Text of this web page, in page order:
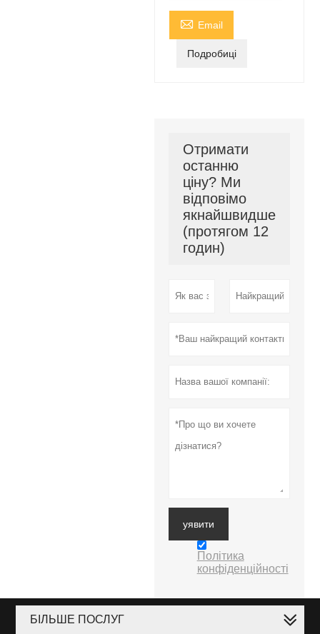
 Email
Подробиці
Отримати
останню
ціну? Ми
відповімо
якнайшвидше
(протягом 12
годин)
уявити
Політика
конфіденційності
БІЛЬШЕ ПОСЛУГ